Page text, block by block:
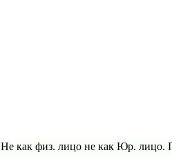
как физ. лицо не как Юр. лицо.